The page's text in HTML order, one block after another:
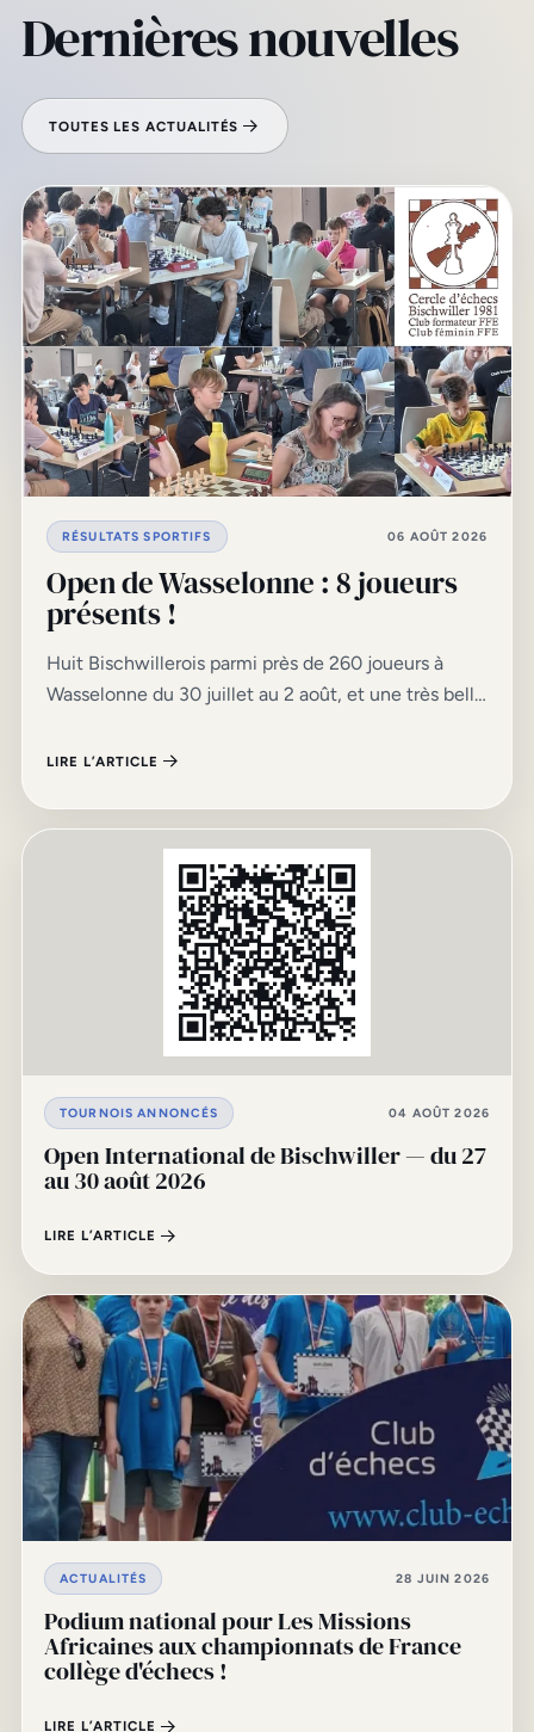
Dernières nouvelles
TOUTES LES ACTUALITÉS
RÉSULTATS SPORTIFS 06 AOÛT 2026
Open de Wasselonne : 8 joueurs
présents !
Huit Bischwillerois parmi près de 260 joueurs à
Wasselonne du 30 juillet au 2 août, et une très belle
LIRE L’ARTICLE
TOURNOIS ANNONCÉS 04 AOÛT 2026
Open International de Bischwiller — du 27
au 30 août 2026
LIRE L’ARTICLE
ACTUALITÉS 28 JUIN 2026
Podium national pour Les Missions
Africaines aux championnats de France
collège d'échecs !
LIRE L’ARTICLE